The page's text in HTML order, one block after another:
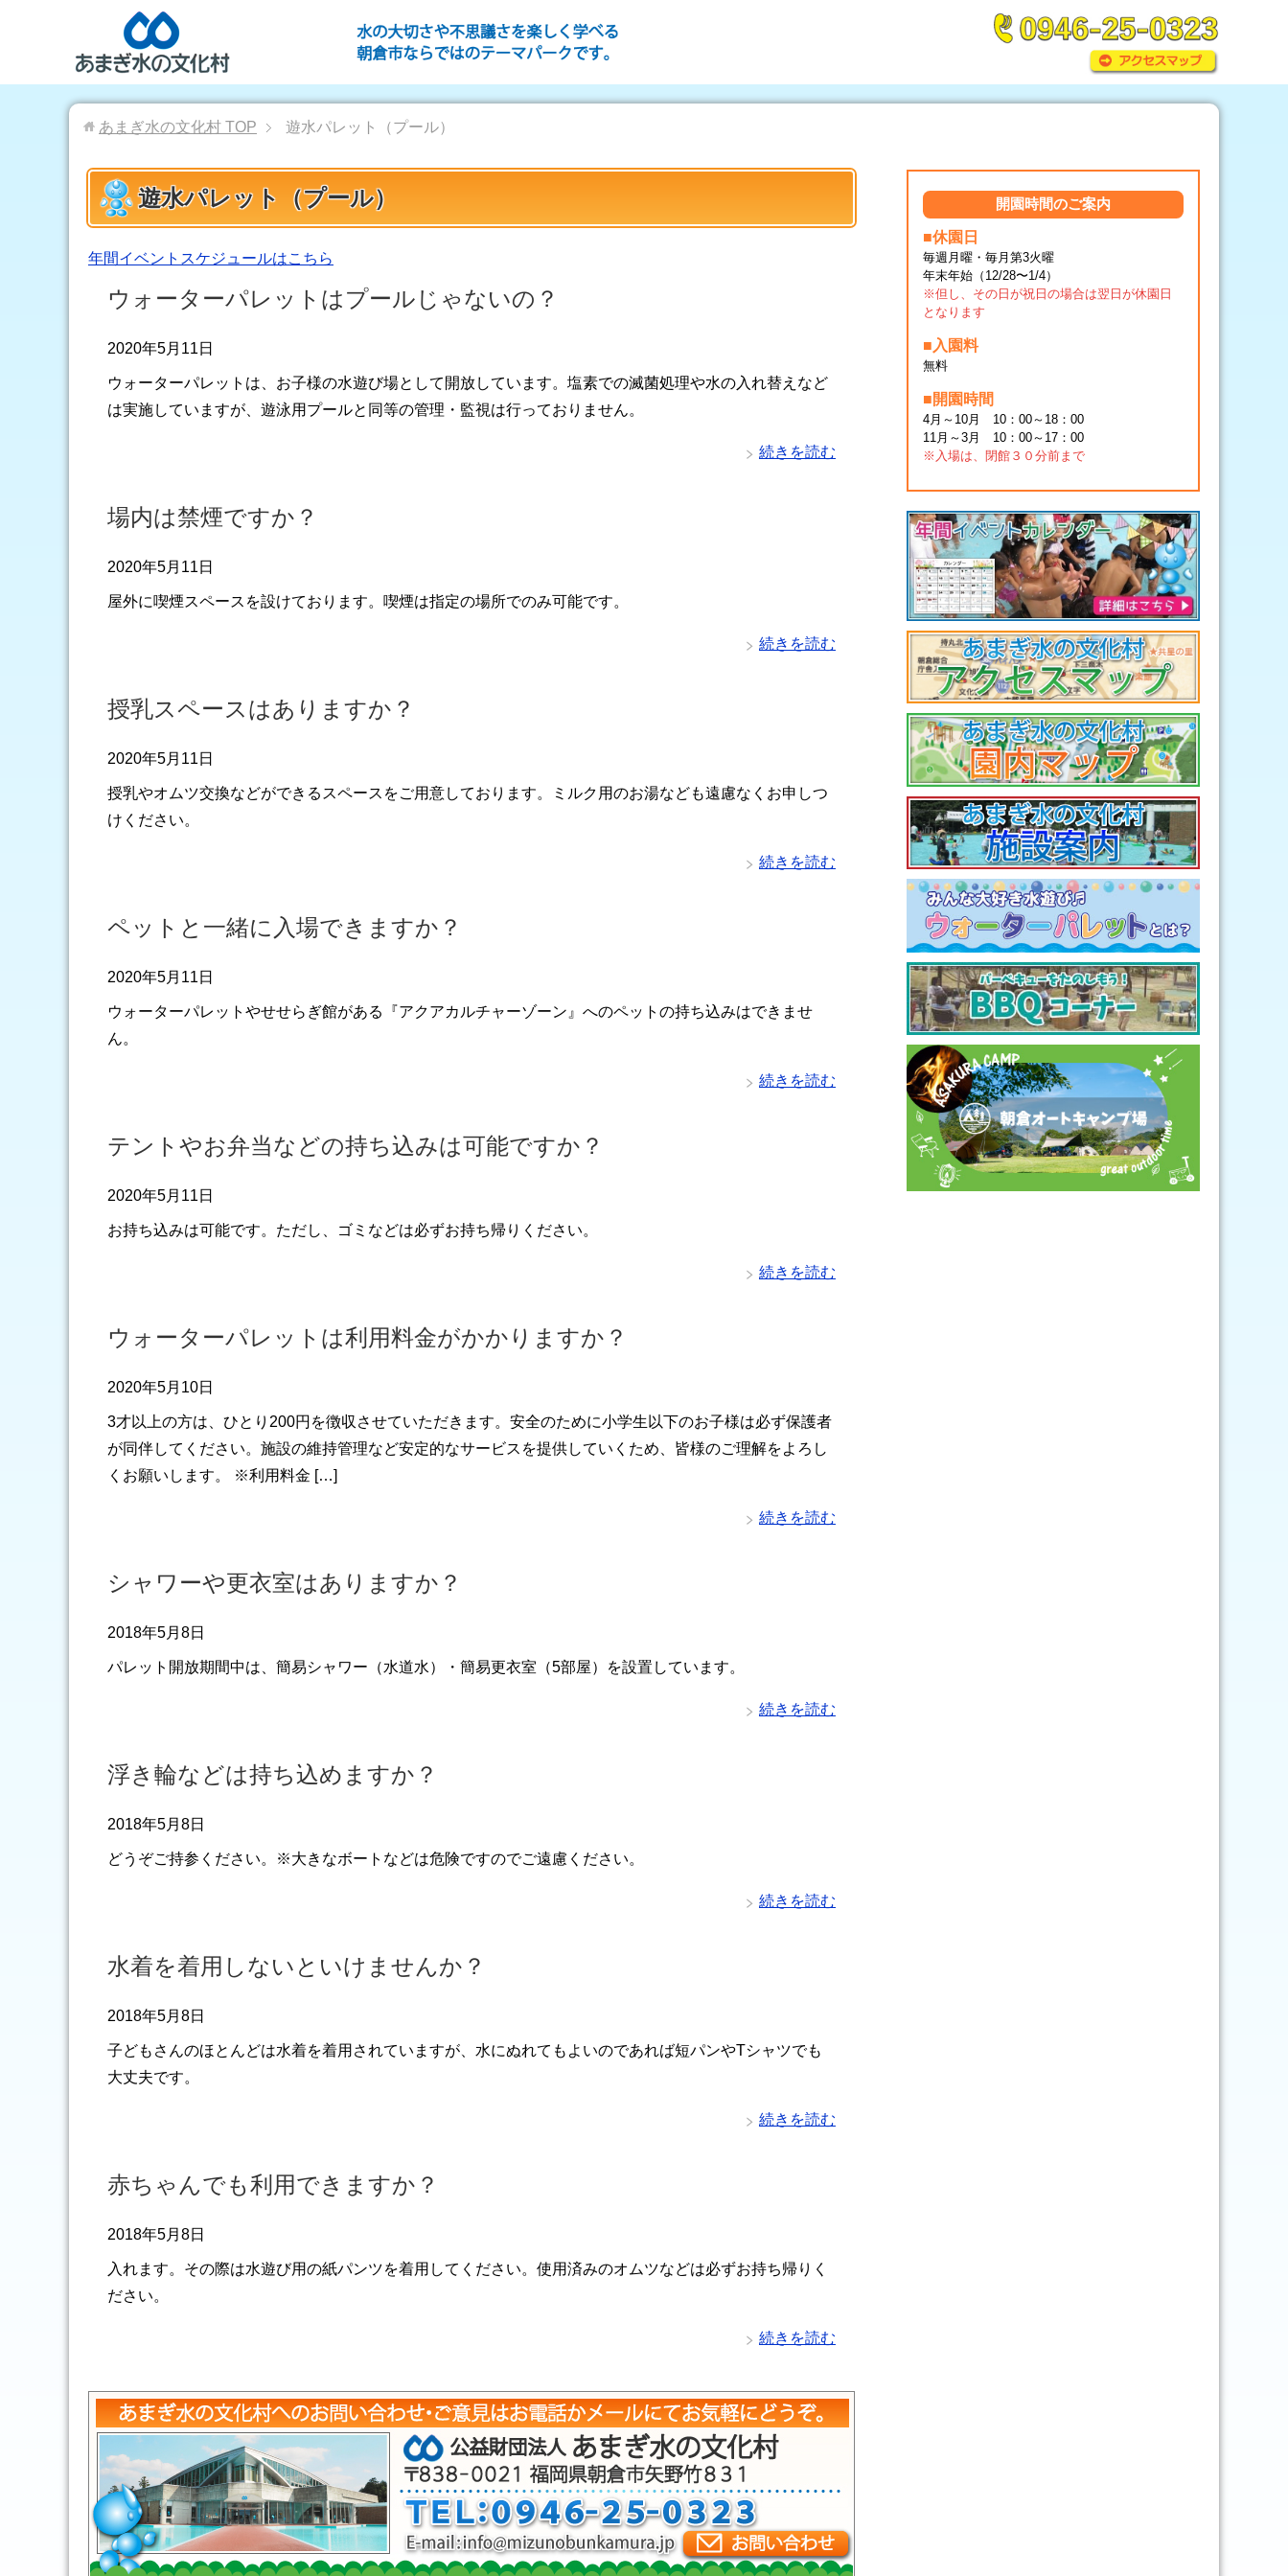
あまぎ水の文化村 TOP 遊水パレット（プール）
遊水パレット（プール）
年間イベントスケジュールはこちら
ウォーターパレットはプールじゃないの？
2020年5月11日
ウォーターパレットは、お子様の水遊び場として開放しています。塩素での滅菌処理や水の入れ替えなど
は実施していますが、遊泳用プールと同等の管理・監視は行っておりません。
続きを読む
場内は禁煙ですか？
2020年5月11日
屋外に喫煙スペースを設けております。喫煙は指定の場所でのみ可能です。
続きを読む
授乳スペースはありますか？
2020年5月11日
授乳やオムツ交換などができるスペースをご用意しております。ミルク用のお湯なども遠慮なくお申しつ
けください。
続きを読む
ペットと一緒に入場できますか？
2020年5月11日
ウォーターパレットやせせらぎ館がある『アクアカルチャーゾーン』へのペットの持ち込みはできませ
ん。
続きを読む
テントやお弁当などの持ち込みは可能ですか？
2020年5月11日
お持ち込みは可能です。ただし、ゴミなどは必ずお持ち帰りください。
続きを読む
ウォーターパレットは利用料金がかかりますか？
2020年5月10日
3才以上の方は、ひとり200円を徴収させていただきます。安全のために小学生以下のお子様は必ず保護者
が同伴してください。施設の維持管理など安定的なサービスを提供していくため、皆様のご理解をよろし
くお願いします。 ※利用料金 […]
続きを読む
シャワーや更衣室はありますか？
2018年5月8日
パレット開放期間中は、簡易シャワー（水道水）・簡易更衣室（5部屋）を設置しています。
続きを読む
浮き輪などは持ち込めますか？
2018年5月8日
どうぞご持参ください。※大きなボートなどは危険ですのでご遠慮ください。
続きを読む
水着を着用しないといけませんか？
2018年5月8日
子どもさんのほとんどは水着を着用されていますが、水にぬれてもよいのであれば短パンやTシャツでも
大丈夫です。
続きを読む
赤ちゃんでも利用できますか？
2018年5月8日
入れます。その際は水遊び用の紙パンツを着用してください。使用済みのオムツなどは必ずお持ち帰りく
ださい。
続きを読む
開園時間のご案内
■休園日
毎週月曜・毎月第3火曜
年末年始（12/28〜1/4）
※但し、その日が祝日の場合は翌日が休園日
となります
■入園料
無料
■開園時間
4月～10月 10：00～18：00
11月～3月 10：00～17：00
※入場は、閉館３０分前まで